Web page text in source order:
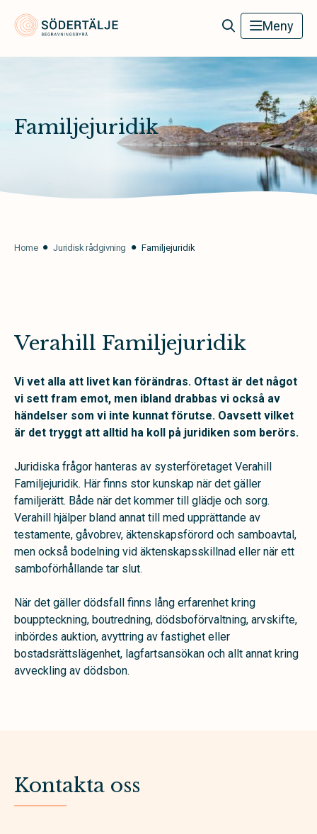
Södertälje Begravningsbyrå Meny
Familjejuridik
Home Juridisk rådgivning Familjejuridik
Verahill Familjejuridik
Vi vet alla att livet kan förändras. Oftast är det något
vi sett fram emot, men ibland drabbas vi också av
händelser som vi inte kunnat förutse. Oavsett vilket
är det tryggt att alltid ha koll på juridiken som berörs.
Juridiska frågor hanteras av systerföretaget Verahill
Familjejuridik. Här finns stor kunskap när det gäller
familjerätt. Både när det kommer till glädje och sorg.
Verahill hjälper bland annat till med upprättande av
testamente, gåvobrev, äktenskapsförord och samboavtal,
men också bodelning vid äktenskapsskillnad eller när ett
samboförhållande tar slut.
När det gäller dödsfall finns lång erfarenhet kring
bouppteckning, boutredning, dödsboförvaltning, arvskifte,
inbördes auktion, avyttring av fastighet eller
bostadsrättslägenhet, lagfartsansökan och allt annat kring
avveckling av dödsbon.
Kontakta oss